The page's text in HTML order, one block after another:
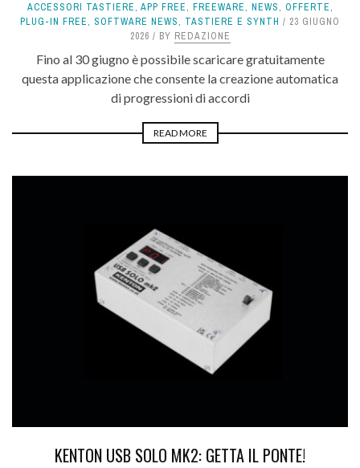
ACCESSORI TASTIERE, APP FREE, FREEWARE, NEWS, OFFERTE,
PLUG-IN FREE, SOFTWARE NEWS, TASTIERE E SYNTH
23 GIUGNO
2026
BY REDAZIONE
Fino al 30 giugno è possibile scaricare gratuitamente
questa applicazione che consente la creazione automatica
di progressioni di accordi
READ MORE
KENTON USB SOLO MK2: GETTA IL PONTE!